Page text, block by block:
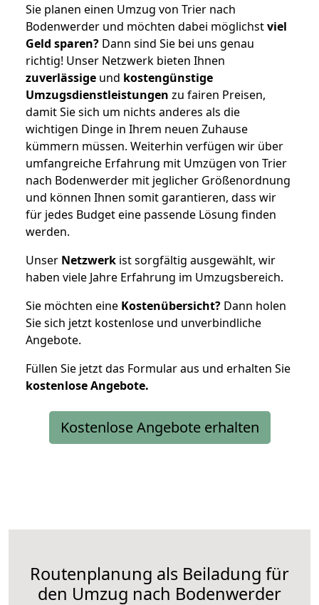
Sie planen einen Umzug von Trier nach
Bodenwerder und möchten dabei möglichstviel
Geld sparen? Dann sind Sie bei uns genau
richtig! Unser Netzwerk bieten Ihnen
zuverlässige und kostengünstige
Umzugsdienstleistungen zu fairen Preisen,
damit Sie sich um nichts anderes als die
wichtigen Dinge in Ihrem neuen Zuhause
kümmern müssen. Weiterhin verfügen wir über
umfangreiche Erfahrung mit Umzügen von Trier
nach Bodenwerder mit jeglicher Größenordnung
und können Ihnen somit garantieren, dass wir
für jedes Budget eine passende Lösung finden
werden.
Unser Netzwerk ist sorgfältig ausgewählt, wir
haben viele Jahre Erfahrung im Umzugsbereich.
Sie möchten eine Kostenübersicht? Dann holen
Sie sich jetzt kostenlose und unverbindliche
Angebote.
Füllen Sie jetzt das Formular aus und erhalten Sie
kostenloseAngebote.
Kostenlose Angebote erhalten
Routenplanung als Beiladung für
den Umzug nach Bodenwerder